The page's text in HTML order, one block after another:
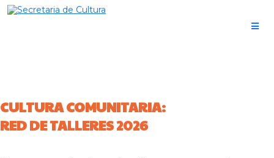
CULTURA COMUNITARIA:
RED DE TALLERES 2026